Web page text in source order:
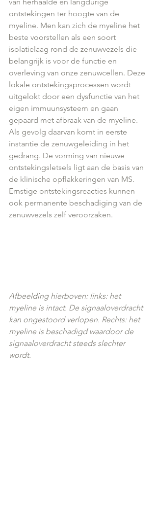
van herhaalde en langdurige
ontstekingen ter hoogte van de
myeline. Men kan zich de myeline het
beste voorstellen als een soort
isolatielaag rond de zenuwvezels die
belangrijk is voor de functie en
overleving van onze zenuwcellen. Deze
lokale ontstekingsprocessen wordt
uitgelokt door een dysfunctie van het
eigen immuunsysteem en gaan
gepaard met afbraak van de myeline.
Als gevolg daarvan komt in eerste
instantie de zenuwgeleiding in het
gedrang. De vorming van nieuwe
ontstekingsletsels ligt aan de basis van
de klinische opflakkeringen van MS.
Ernstige ontstekingsreacties kunnen
ook permanente beschadiging van de
zenuwvezels zelf veroorzaken.
Afbeelding hierboven: links: het
myeline is intact. De signaaloverdracht
kan ongestoord verlopen. Rechts: het
myeline is beschadigd waardoor de
signaaloverdracht steeds slechter
wordt.